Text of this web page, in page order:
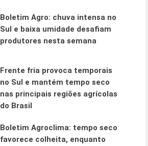
Boletim Agro: chuva intensa no
Sul e baixa umidade desafiam
produtores nesta semana
Frente fria provoca temporais
no Sul e mantém tempo seco
nas principais regiões agrícolas
do Brasil
Boletim Agroclima: tempo seco
favorece colheita, enquanto